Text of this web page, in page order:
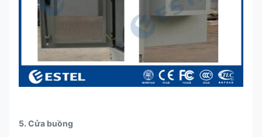
5. Cửa buồng